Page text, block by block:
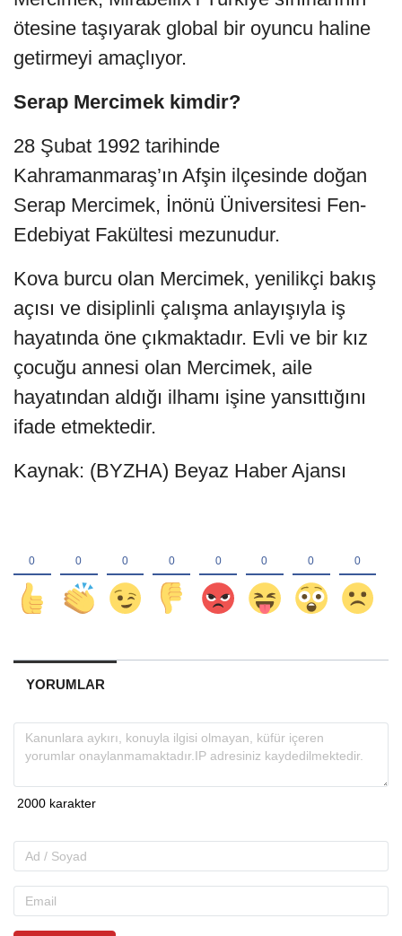
ötesine taşıyarak global bir oyuncu haline
getirmeyi amaçlıyor.
Serap Mercimek kimdir?
28 Şubat 1992 tarihinde
Kahramanmaraş’ın Afşin ilçesinde doğan
Serap Mercimek, İnönü Üniversitesi Fen-
Edebiyat Fakültesi mezunudur.
Kova burcu olan Mercimek, yenilikçi bakış
açısı ve disiplinli çalışma anlayışıyla iş
hayatında öne çıkmaktadır. Evli ve bir kız
çocuğu annesi olan Mercimek, aile
hayatından aldığı ilhamı işine yansıttığını
ifade etmektedir.
Kaynak: (BYZHA) Beyaz Haber Ajansı
YORUMLAR